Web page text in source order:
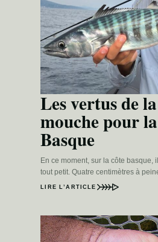
Les vertus de
mouche pour
Basque
En ce moment, sur la côte basque,
tout petit. Quatre centimètres à
LIRE L’ARTICLE